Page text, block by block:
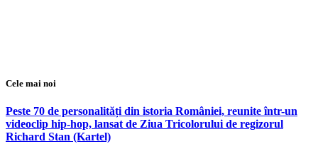
Cele mai noi
Peste 70 de personalități din istoria României, reunite într-un
videoclip hip-hop, lansat de Ziua Tricolorului de regizorul
Richard Stan (Kartel)